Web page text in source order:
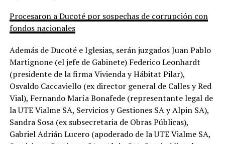
Procesaron a Ducoté por sospechas de corrupción con
fondos nacionales
Además de Ducoté e Iglesias, serán juzgados Juan Pablo
Martignone (el jefe de Gabinete) Federico Leonhardt
(presidente de la firma Vivienda y Hábitat Pilar),
Osvaldo Caccaviello (ex director general de Calles y Red
Vial), Fernando María Bonafede (representante legal de
la UTE Vialme SA, Servicios y Gestiones SA y Alpin SA),
Sandra Sosa (ex subsecretaria de Obras Públicas),
Gabriel Adrián Lucero (apoderado de la UTE Vialme SA,